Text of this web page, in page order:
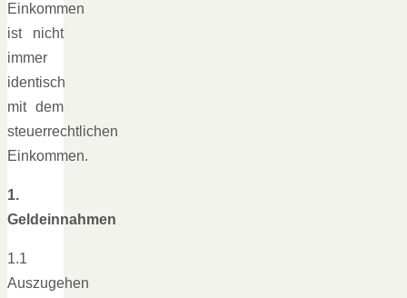
Einkommen
ist nicht
immer
identisch
mit dem
steuerrechtlichen
Einkommen.
1.
Geldeinnahmen
1.1
Auszugehen